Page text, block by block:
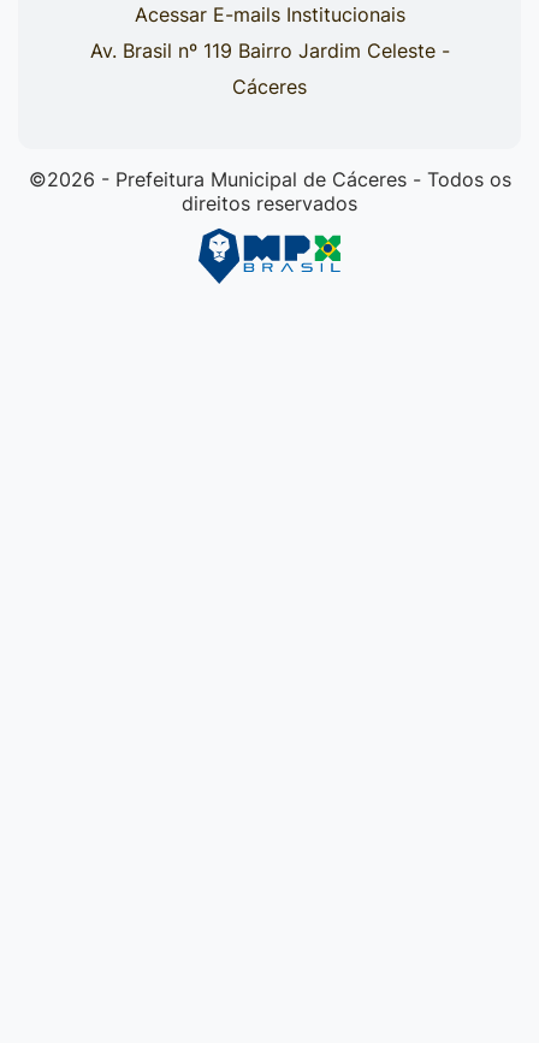
Acessar E-mails Institucionais
Av. Brasil nº 119 Bairro Jardim Celeste -
Cáceres
©2026 - Prefeitura Municipal de Cáceres - Todos os
direitos reservados